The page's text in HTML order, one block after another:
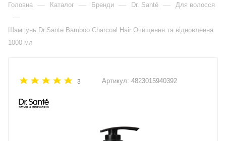
Головна — Каталог — Бренди — Dr. Santé — Для волосся
—
Шампунь Dr.Sante Bamboo Charcoal Hair Очищення та відновлення
1000 мл
3 Артикул: 4823015940392